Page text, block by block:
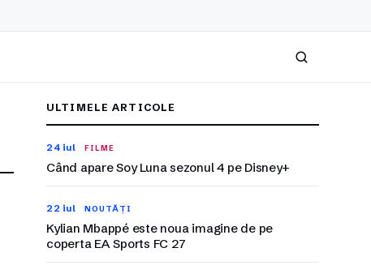
Caută
ULTIMELE ARTICOLE
24 iul FILME
Când apare Soy Luna sezonul 4 pe Disney+
22 iul NOUTĂȚI
Kylian Mbappé este noua imagine de pe
coperta EA Sports FC 27